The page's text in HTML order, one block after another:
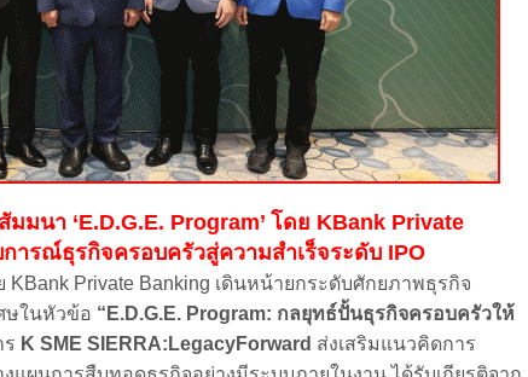
มมนา ‘E.D.G.E. Program’ โดย KBank Private
ารณ์ธุรกิจครอบครัวสู่ความสำเร็จระดับ IPO
Private Banking เดินหน้ายกระดับศักยภาพธุรกิจ
ษในหัวข้อ “E.D.G.E. Program: กลยุทธ์ปั้นธุรกิจครอบครัวให้
ร K SME SIERRA:LegacyForward ส่งเสริมแนวคิดการ